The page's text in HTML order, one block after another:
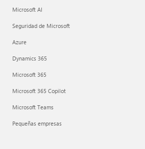
Microsoft AI
Seguridad de Microsoft
Azure
Dynamics 365
Microsoft 365
Microsoft 365 Copilot
Microsoft Teams
Pequeñas empresas